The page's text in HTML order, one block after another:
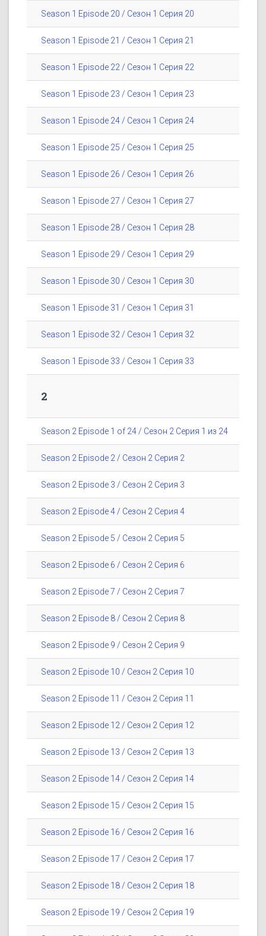
Season 1 Episode 20 / Сезон 1 Серия 20
Season 1 Episode 21 / Сезон 1 Серия 21
Season 1 Episode 22 / Сезон 1 Серия 22
Season 1 Episode 23 / Сезон 1 Серия 23
Season 1 Episode 24 / Сезон 1 Серия 24
Season 1 Episode 25 / Сезон 1 Серия 25
Season 1 Episode 26 / Сезон 1 Серия 26
Season 1 Episode 27 / Сезон 1 Серия 27
Season 1 Episode 28 / Сезон 1 Серия 28
Season 1 Episode 29 / Сезон 1 Серия 29
Season 1 Episode 30 / Сезон 1 Серия 30
Season 1 Episode 31 / Сезон 1 Серия 31
Season 1 Episode 32 / Сезон 1 Серия 32
Season 1 Episode 33 / Сезон 1 Серия 33
2
Season 2 Episode 1 of 24 / Сезон 2 Серия 1 из 24
Season 2 Episode 2 / Сезон 2 Серия 2
Season 2 Episode 3 / Сезон 2 Серия 3
Season 2 Episode 4 / Сезон 2 Серия 4
Season 2 Episode 5 / Сезон 2 Серия 5
Season 2 Episode 6 / Сезон 2 Серия 6
Season 2 Episode 7 / Сезон 2 Серия 7
Season 2 Episode 8 / Сезон 2 Серия 8
Season 2 Episode 9 / Сезон 2 Серия 9
Season 2 Episode 10 / Сезон 2 Серия 10
Season 2 Episode 11 / Сезон 2 Серия 11
Season 2 Episode 12 / Сезон 2 Серия 12
Season 2 Episode 13 / Сезон 2 Серия 13
Season 2 Episode 14 / Сезон 2 Серия 14
Season 2 Episode 15 / Сезон 2 Серия 15
Season 2 Episode 16 / Сезон 2 Серия 16
Season 2 Episode 17 / Сезон 2 Серия 17
Season 2 Episode 18 / Сезон 2 Серия 18
Season 2 Episode 19 / Сезон 2 Серия 19